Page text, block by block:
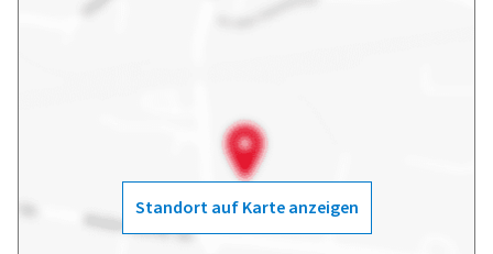
Standort auf Karte anzeigen